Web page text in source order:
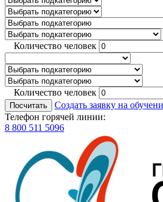
Количество человек
Количество человек
Посчитать
Создать заявку на
Телефон горячей линии:
8 800 511 5096